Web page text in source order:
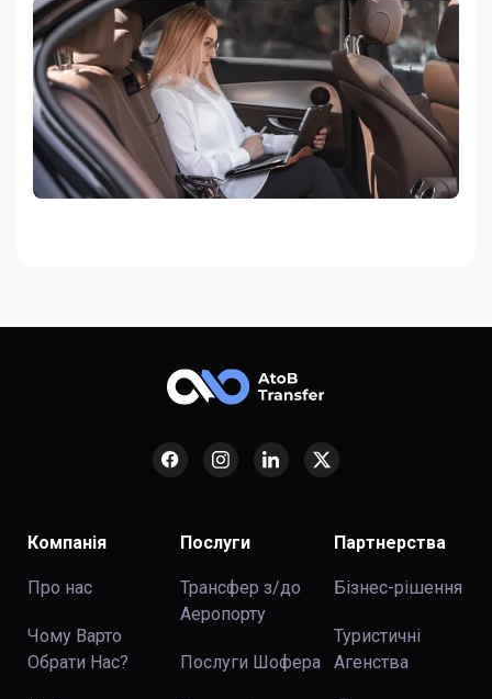
Компанія
Про нас
Чому Варто
Обрати Нас?
Послуги
Трансфер з/до
Аеропорту
Послуги Шофера
Партнерства
Бізнес-рішення
Туристичні
Агенства